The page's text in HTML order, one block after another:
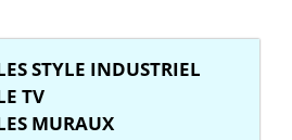
STYLE INDUSTRIEL
TV
MURAUX